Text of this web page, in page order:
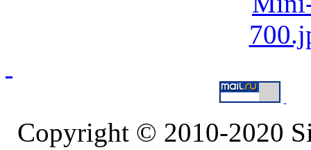
Copyright © 2010-2020